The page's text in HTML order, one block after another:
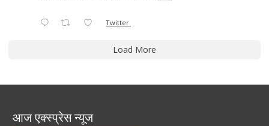
Twitter
Load More
आज एक्स्प्रेस न्यूज